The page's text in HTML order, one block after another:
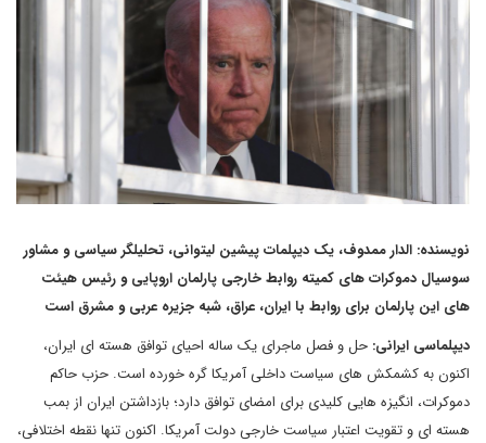
نویسنده: الدار ممدوف، یک دیپلمات پیشین لیتوانی، تحلیلگر سیاسی و مشاور
سوسیال دموکرات های کمیته روابط خارجی پارلمان اروپایی و رئیس هیئت
های این پارلمان برای روابط با ایران، عراق، شبه جزیره عربی و مشرق است
دیپلماسی ایرانی: حل و فصل ماجرای یک ساله احیای توافق هسته ای ایران،
اکنون به کشمکش های سیاست داخلی آمریکا گره خورده است. حزب حاکم
دموکرات، انگیزه هایی کلیدی برای امضای توافق دارد؛ بازداشتن ایران از بمب
هسته ای و تقویت اعتبار سیاست خارجی دولت آمریکا. اکنون تنها نقطه اختلافی،